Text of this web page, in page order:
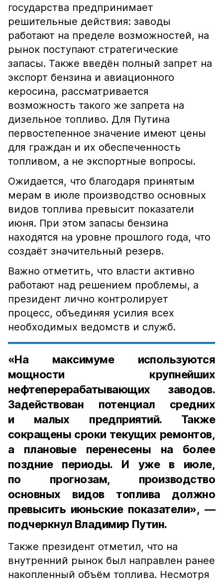
государства предпринимает
решительные действия: заводы
работают на пределе возможностей, на
рынок поступают стратегические
запасы. Также введён полный запрет на
экспорт бензина и авиационного
керосина, рассматривается
возможность такого же запрета на
дизельное топливо. Для Путина
первостепенное значение имеют цены
для граждан и их обеспеченность
топливом, а не экспортные вопросы.
Ожидается, что благодаря принятым
мерам в июле производство основных
видов топлива превысит показатели
июня. При этом запасы бензина
находятся на уровне прошлого года, что
создаёт значительный резерв.
Важно отметить, что власти активно
работают над решением проблемы, а
президент лично контролирует
процесс, объединяя усилия всех
необходимых ведомств и служб.
«На максимуме используются
мощности крупнейших
нефтеперерабатывающих заводов.
Задействован потенциал средних
и малых предприятий. Также
сокращены сроки текущих ремонтов,
а плановые перенесены на более
поздние периоды. И уже в июле,
по прогнозам, производство
основных видов топлива должно
превысить июньские показатели», —
подчеркнул Владимир Путин.
Также президент отметил, что на
внутренний рынок был направлен ранее
накопленный объём топлива. Несмотря